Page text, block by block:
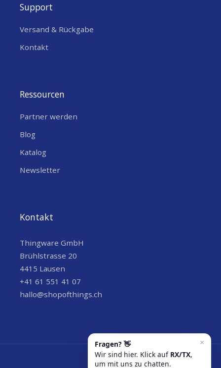
Support
Versand & Rückgabe
Kontakt
Ressourcen
Partner werden
Blog
Katalog
Newsletter
Kontakt
Thingware GmbH
Brühlstrasse 20
4415 Lausen
+41 61 551 41 07
hallo@shopofthings.ch